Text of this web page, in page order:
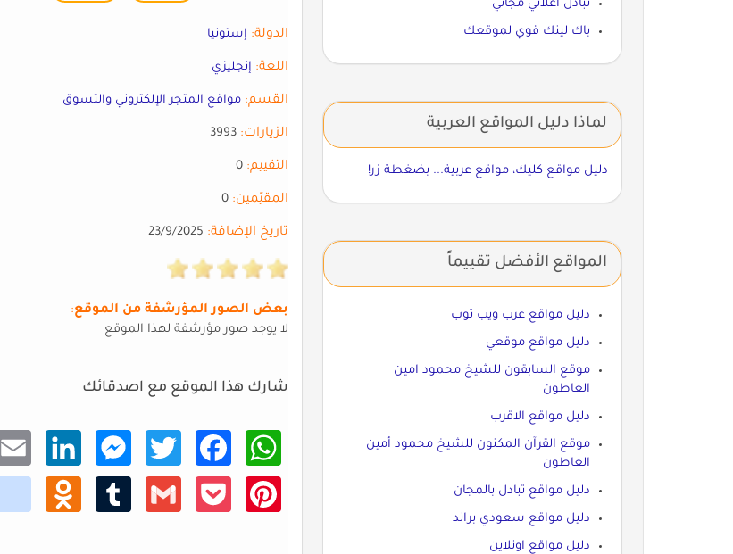
الدولة: إستونيا
اللغة: إنجليزي
القسم: مواقع المتجر الإلكتروني والتسوق
الزيارات:
التقييم:
المقيّمين:
تاريخ الإضافة:
بعض الصور المؤرشفة من الموقع:
لا يوجد صور مؤرشفة لهذا الموقع
شارك هذا الموقع مع اصدقائك
What
sApp
Faceb
ook
Twitt
er
Mess
enger
Linke
dIn
Email
Pinte
rest
Pocke
Gmail
Tumb
Odno
klass
niki
تبادل اعلاني مجاني
باك لينك قوي لموقعك
لماذا دليل المواقع العربية
دليل مواقع كليك، مواقع عربية... بضغطة زر!
المواقع الأفضل تقييماً
دليل مواقع عرب ويب توب
دليل مواقع موقعي
موقع السابقون للشيخ محمود امين
العاطون
دليل مواقع الاقرب
موقع القرآن المكنون للشيخ محمود أمين
العاطون
دليل مواقع تبادل بالمجان
دليل مواقع سعودي براند
دليل مواقع اونلاين